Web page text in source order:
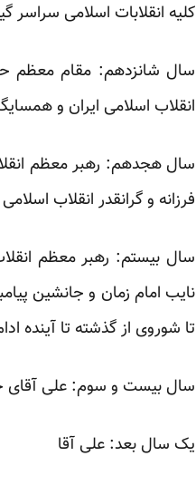
کلیه انقلابات اسلامی سراسر
سال شانزدهم: مقام معظم
انقلاب اسلامی ایران و
سال هجدهم: رهبر معظم
فرزانه و گرانقدر انقلاب
سال بیستم: رهبر معظم
نایب امام زمان و جانشین
تا شوروی از گذشته تا آینده
سال بیست و سوم: علی آقای
یک سال بعد: علی آقا